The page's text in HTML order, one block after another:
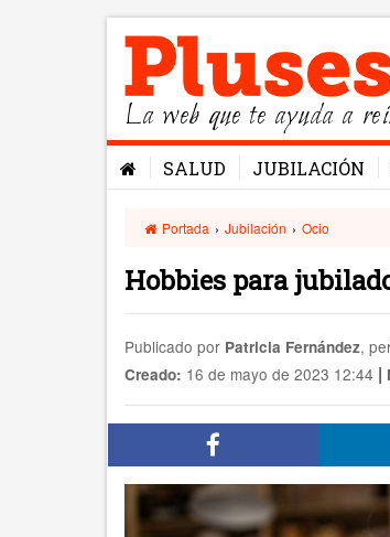
La web que te ayuda a
SALUD JUBILACIÓN
Portada › Jubilación › Ocio
Hobbies para
Publicado por Patricia Fernández,
Creado: 16 de mayo de 2023 12:44 |